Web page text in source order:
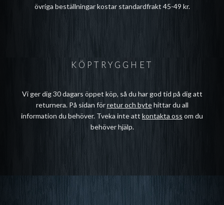
övriga beställningar kostar standardfrakt 45-49 kr.
KÖPTRYGGHET
Vi ger dig 30 dagars öppet köp, så du har god tid på dig att
returnera. På sidan förretur och bytehittar du all
information du behöver. Tveka inte att kontakta oss om du
behöver hjälp.